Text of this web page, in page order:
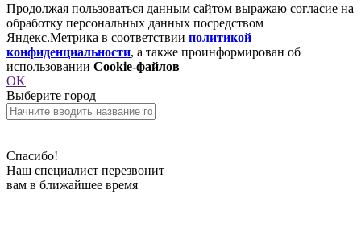
Продолжая пользоваться данным сайтом выражаю согласие на
обработку персональных данных посредством
Яндекс.Метрика в соответствии политикой
конфиденциальности, а также проинформирован об
использовании Cookie-файлов
OK
Выберите город
Спасибо!
Наш специалист перезвонит
вам в ближайшее время